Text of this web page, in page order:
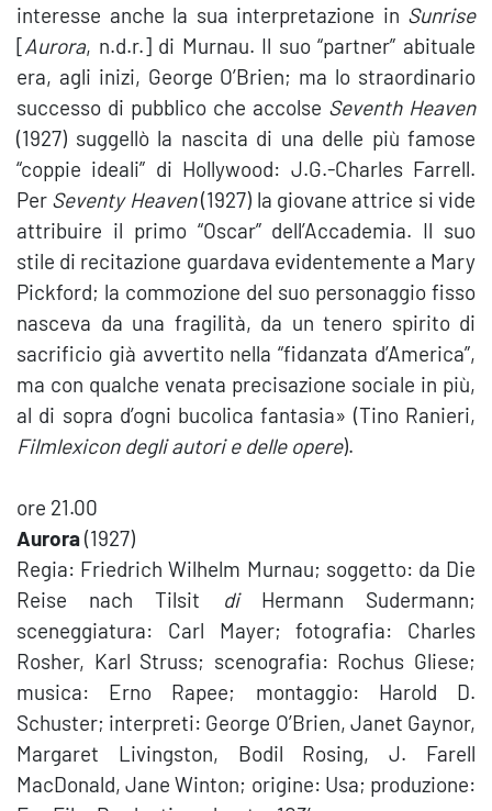
interesse anche la sua interpretazione in Sunrise
[Aurora, n.d.r.] di Murnau. Il suo “partner” abituale
era, agli inizi, George O’Brien; ma lo straordinario
successo di pubblico che accolse Seventh Heaven
(1927) suggellò la nascita di una delle più famose
“coppie ideali” di Hollywood: J.G.-Charles Farrell.
Per Seventy Heaven(1927) la giovane attrice si vide
attribuire il primo “Oscar” dell’Accademia. Il suo
stile di recitazione guardava evidentemente a Mary
Pickford; la commozione del suo personaggio fisso
nasceva da una fragilità, da un tenero spirito di
sacrificio già avvertito nella “fidanzata d’America”,
ma con qualche venata precisazione sociale in più,
al di sopra d’ogni bucolica fantasia» (Tino Ranieri,
Filmlexicon degli autori e delle opere).
ore 21.00
Aurora(1927)
Regia: Friedrich Wilhelm Murnau; soggetto: da Die
Reise nach Tilsit
diHermann Sudermann;
sceneggiatura: Carl Mayer; fotografia: Charles
Rosher, Karl Struss; scenografia: Rochus Gliese;
musica: Erno Rapee; montaggio: Harold D.
Schuster; interpreti: George O’Brien, Janet Gaynor,
Margaret Livingston, Bodil Rosing, J. Farell
MacDonald, Jane Winton; origine: Usa; produzione: